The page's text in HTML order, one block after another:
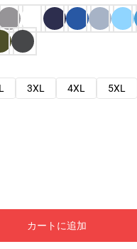
3XL 4XL
5XL
カートに追加